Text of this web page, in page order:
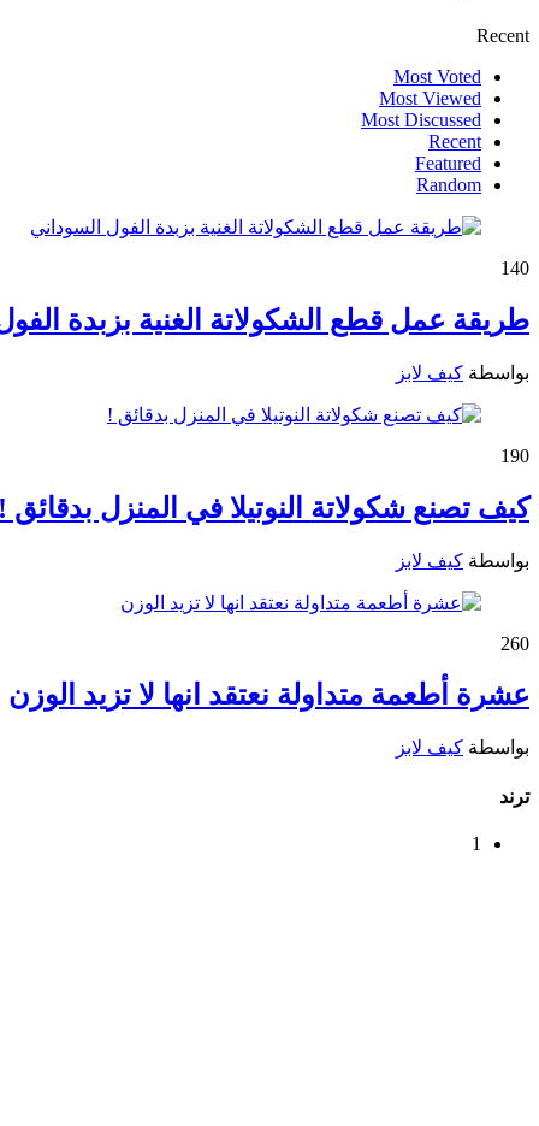
Recent
Most Voted
Most Viewed
Most Discussed
Recent
Featured
Random
140
طريقة عمل قطع الشكولاتة الغنية بزبدة
بواسطة كيف لابز
190
كيف تصنع شكولاتة النوتيلا في المنزل بدقائق
بواسطة كيف لابز
260
عشرة أطعمة متداولة نعتقد انها لا تزيد الوزن
بواسطة كيف لابز
ترند
1